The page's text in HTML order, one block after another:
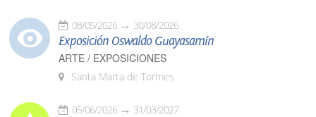
08/05/2026 30/08/2026
Exposición Oswaldo Guayasamín
ARTE / EXPOSICIONES
Santa Marta de Tormes
05/06/2026 31/03/2027